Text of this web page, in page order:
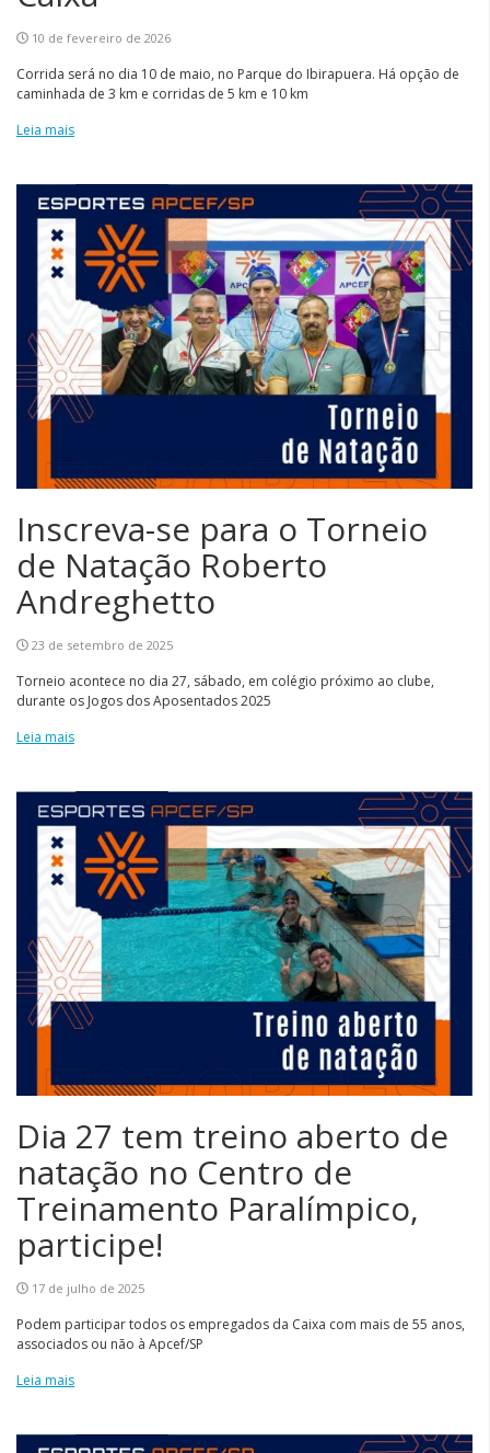
10 de fevereiro de 2026
Corrida será no dia 10 de maio, no Parque do Ibirapuera. Há opção de
caminhada de 3 km e corridas de 5 km e 10 km
Leia mais
Inscreva-se para o Torneio
de Natação Roberto
Andreghetto
23 de setembro de 2025
Torneio acontece no dia 27, sábado, em colégio próximo ao clube,
durante os Jogos dos Aposentados 2025
Leia mais
Dia 27 tem treino aberto de
natação no Centro de
Treinamento Paralímpico,
participe!
17 de julho de 2025
Podem participar todos os empregados da Caixa com mais de 55 anos,
associados ou não à Apcef/SP
Leia mais